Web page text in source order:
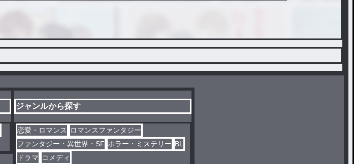
ジャンルから探す
恋愛・ロマンス
ロマンスファンタジー
ファンタジー・異世界・SF ホラー・ミステリー BL
ドラマ コメディ